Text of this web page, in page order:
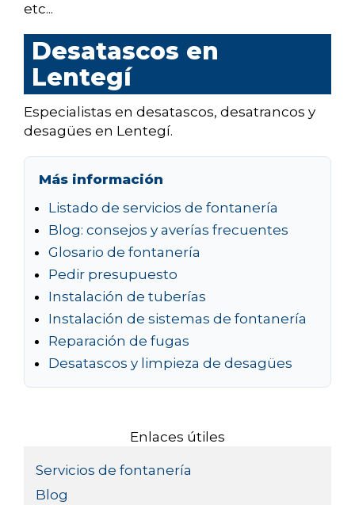
etc...
Desatascos en
Lentegí
Especialistas en desatascos, desatrancos y
desagües en Lentegí.
Más información
Listado de servicios de fontanería
Blog: consejos y averías frecuentes
Glosario de fontanería
Pedir presupuesto
Instalación de tuberías
Instalación de sistemas de fontanería
Reparación de fugas
Desatascos y limpieza de desagües
Enlaces útiles
Servicios de fontanería
Blog